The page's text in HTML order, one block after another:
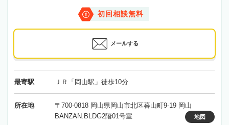
初回相談無料
メールする
最寄駅 ＪＲ「岡山駅」徒歩10分
所在地
〒700-0818 岡山県岡山市北区蕃山町9-19 岡山
BANZAN.BLDG2階01号室
地図